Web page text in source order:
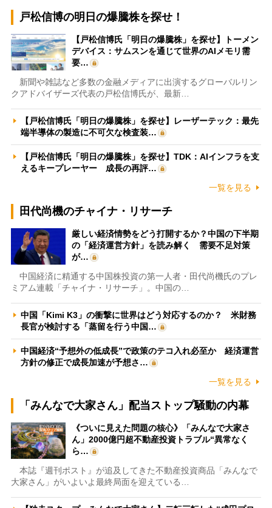
戸松信博の明日の爆騰株を探せ！
【戸松信博氏「明日の爆騰株」を探せ】トーメン
デバイス：サムスンを通じて世界のAIメモリ需
要…
新聞や雑誌など多数の金融メディアに出演するグローバルリン
クアドバイザーズ代表の戸松信博氏が、最新…
【戸松信博氏「明日の爆騰株」を探せ】レーザーテック：最先
端半導体の製造に不可欠な検査装…
【戸松信博氏「明日の爆騰株」を探せ】TDK：AIインフラを支
えるキープレーヤー 成長の再評…
一覧を見る
田代尚機のチャイナ・リサーチ
厳しい経済情勢をどう打開するか？中国の下半期
の「経済運営方針」を読み解く 需要不足対策
が…
中国経済に精通する中国株投資の第一人者・田代尚機氏のプレ
ミアム連載「チャイナ・リサーチ」。中国の…
中国「Kimi K3」の衝撃に世界はどう対応するのか？ 米財務
長官が検討する「蒸留を行う中国…
中国経済“予想外の低成長”で政策のテコ入れ必至か 経済運営
方針の修正で成長加速が予想さ…
一覧を見る
「みんなで大家さん」配当ストップ騒動の内幕
《ついに見えた問題の核心》「みんなで大家さ
ん」2000億円超不動産投資トラブル“異常なく
ら…
本誌『週刊ポスト』が追及してきた不動産投資商品「みんなで
大家さん」がいよいよ最終局面を迎えている…